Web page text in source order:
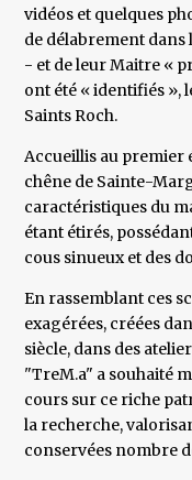
vidéos et quelques
de délabrement dans
- et de leur Maitre «
ont été « identifiés »,
Saints Roch.
Accueillis au premier
chêne de Sainte-
caractéristiques du
étant étirés,
cous sinueux et des
En rassemblant ces
exagérées, créées
siècle, dans des
"TreM.a" a souhaité
cours sur ce riche
la recherche,
conservées nombre